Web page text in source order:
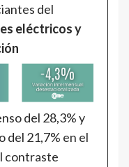
del
eléctricos y
del 28,3% y
del 21,7% en el
contraste